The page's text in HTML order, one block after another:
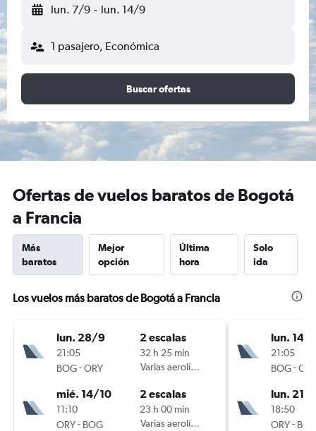
lun. 7/9 - lun. 14/9
1 pasajero, Económica
Buscar ofertas
Ofertas de vuelos baratos de Bogotá
a Francia
Más
baratos
Mejor
opción
Última
hora
Solo
ida
Los vuelos más baratos de Bogotá a Francia
lun. 28/9
21:05
BOG-ORY
2 escalas
32 h 25 min
Varias aerolíneas
mié. 14/10
11:10
ORY- BOG
2 escalas
23 h 00 min
Varias aerolíneas
lun. 14/
21:05
BOG-
lun. 21/
18:50
ORY-